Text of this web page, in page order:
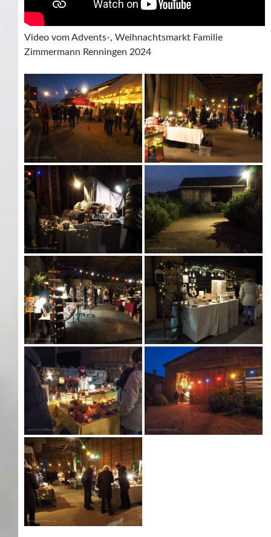
Video vom Advents-, Weihnachtsmarkt Familie
Zimmermann Renningen 2024